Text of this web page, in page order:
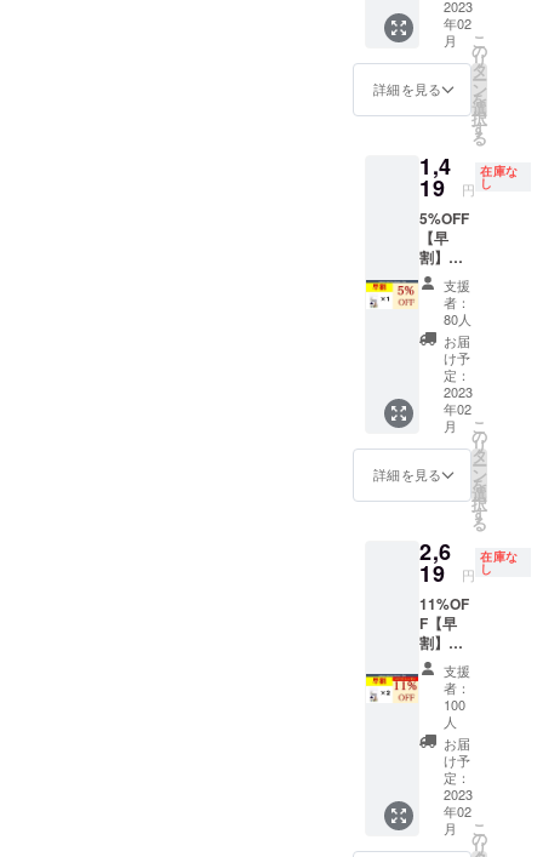
造工程
上の都
合等に
荷時期
が遅れ
ます。
する可
能性も
ござい
※デザイ
ン・仕
る可能
性もご
ざいま
す。ご
了承く
ださ
い。 ※
ご注文
状況、
使用部
材の供
給状
況、製
造工程
上の都
より出
荷時期
があり
ます。
上した
場合、
正規販
売価格
が販売
可能性
もござ
す。ま
た、輸
入資材
等の価
格高騰
により
正規販
売価格
が変動
する可
能性も
ござい
※デザイ
ン・仕
る可能
性もご
ざいま
す。ご
了承く
ださ
い。 ※
ご注文
状況、
使用部
材の供
給状
況、製
造工程
上の都
合等に
料込）
一般販
売予定
価格
（セッ
1,600円
28,400
円（税
込・送
料込）
→【29
%OFF
】
19,999
円（税
込・送
料込）
1枚あた
り約
1,000円
（税
込） ※
皆様の
率が向
上した
正規販
売価格
が販売
予定価
格より
下がる
可能性
もござ
いま
す。ま
た、輸
入資材
等の価
×50枚
=75,000
円→一
般販売
予定価
格
（セッ
5,000円
引）
70,000
円（税
込・送
料込）
一般販
売予定
価格
（セッ
ト割
5,000円
引）
70,000
円（税
込・送
料込）
47,599
円（税
込・送
料込）
1枚あた
り約952
円（税
込） ※※
皆様の
ご支援
により
量産効
率が向
上した
場合、
正規販
2023
年02
月
詳細を見る
こ
の
リ
タ
ー
ン
を
選
択
す
る
1,4
19 円
在庫な
し
5%OFF
【早
割】
1minut
e Anti-
Fog
Cleaner
×1枚 一
般販売
予定価
格1,500
円（税
込・送
料込）
→【5%
OFF】
（税
込・送
料込）
※皆様の
ご支援
により
量産効
率が向
上した
場合、
正規販
売価格
が販売
予定価
格より
下がる
支援
者：
80人
お届
け予
定：
2023
年02
月
詳細を見る
こ
の
リ
タ
ー
ン
を
選
択
す
る
2,6
19 円
在庫な
し
11%OF
F【早
割】
1minut
e Anti-
Fog
Cleaner
×2枚
1,500円
×2枚
=3,000
円→一
般販売
支援
者：
100
人
お届
け予
定：
2023
年02
月
こ
の
リ